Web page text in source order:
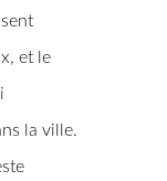
et le
la ville.